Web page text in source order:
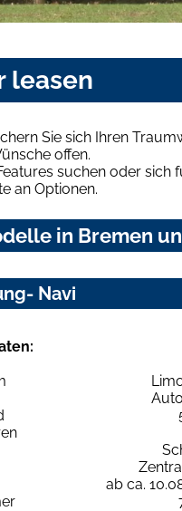
leasen
Sie sich Ihren
offen.
suchen oder
an Optionen.
in Bremen
Navi
ab ca.